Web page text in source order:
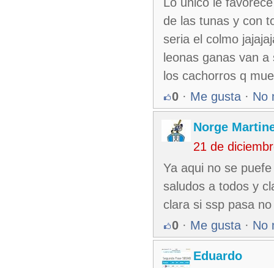
de las tunas y con
seria el colmo
leonas ganas van
los cachorros q
0 · Me gusta · No
Norge
21 de
Ya aqui no se
saludos a todos y
clara si ssp pasa
0 · Me gusta · No
Eduardo